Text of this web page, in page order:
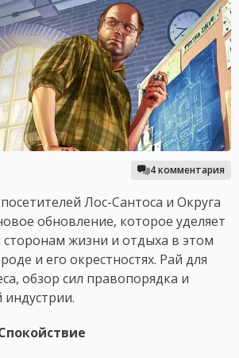
4 комментария
Лос-Сантоса и Округа
обновление, которое уделяет
жизни и отдыха в этом
и его окрестностях. Рай для
обзор сил правопорядка и
индустрии.